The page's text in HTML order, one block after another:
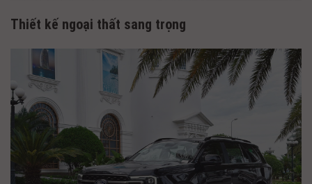
Thiết kế ngoại thất sang trọng